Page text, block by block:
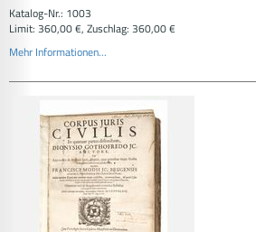
Katalog-Nr.: 1003
Limit: 360,00 €, Zuschlag: 360,00 €
Mehr Informationen...